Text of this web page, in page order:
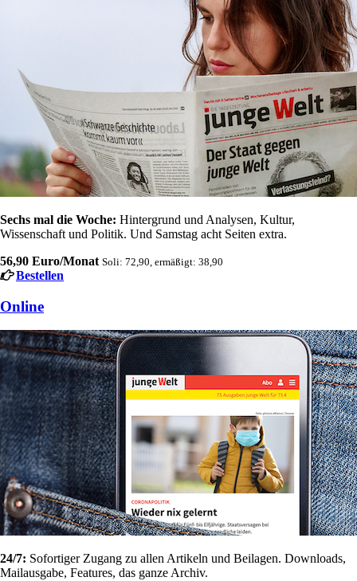
Sechs mal die Woche: Hintergrund und Analysen, Kultur,
Wissenschaft und Politik. Und Samstag acht Seiten extra.
56,90 Euro/Monat Soli: 72,90, ermäßigt: 38,90
Bestellen
Online
24/7: Sofortiger Zugang zu allen Artikeln und Beilagen. Downloads,
Mailausgabe, Features, das ganze Archiv.